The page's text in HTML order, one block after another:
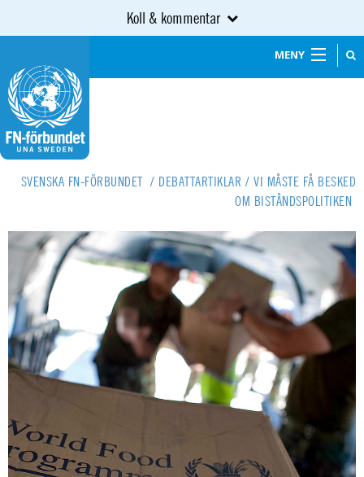
Koll & kommentar
MENY
SVENSKA FN-FÖRBUNDET / DEBATTARTIKLAR / VI MÅSTE FÅ BESKED
OM BISTÅNDSPOLITIKEN